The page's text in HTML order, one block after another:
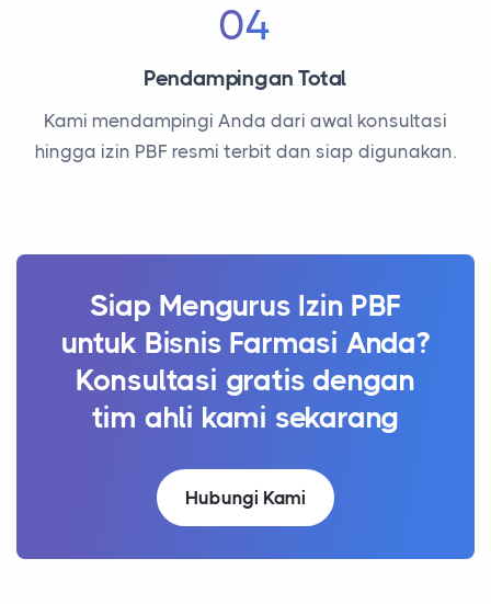
04
Pendampingan Total
Kami mendampingi Anda dari awal konsultasi
hingga izin PBF resmi terbit dan siap digunakan.
Siap Mengurus Izin PBF
untuk Bisnis Farmasi Anda?
Konsultasi gratis dengan
tim ahli kami sekarang
Hubungi Kami